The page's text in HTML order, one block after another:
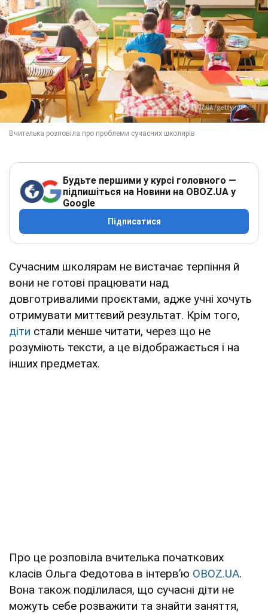
Будьте першими у курсі головного —
підпишіться на Новини на OBOZ.UA у
Google
Підписатися
Сучасним школярам не вистачає терпіння й
вони не готові працювати над
довготривалими проєктами, адже учні хочуть
отримувати миттєвий результат. Крім того,
діти стали менше читати, через що не
розуміють тексти, а це відображається і на
інших предметах.
Про це розповіла вчителька початкових
класів Ольга Федотова в інтервʼю OBOZ.UA.
Вона також поділилася, що сучасні діти не
можуть себе розважити та знайти заняття,